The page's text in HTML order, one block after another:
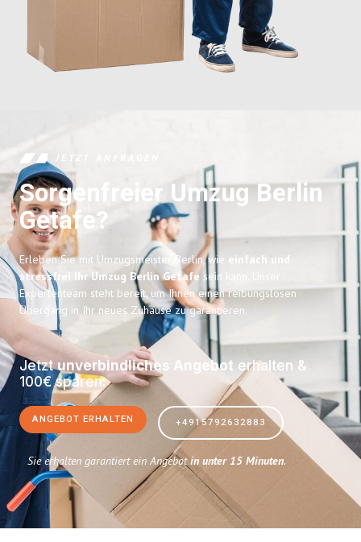
JETZT ANFRAGEN
Sorgenfreier Umzug Berlin
Getafe?
Erleben Sie mit Umzugsmeister Berlin, wie einfach und
stressfrei Ihr Umzug Berlin Getafe sein kann. Unser
Expertenteam steht bereit, um Ihnen einen reibungslosen
Übergang in Ihr neues Zuhause zu garantieren.
Jetztunverbindliches Angebot erhalten &
100€ sparen:
ANGEBOT ERHALTEN +4915792632883
Sie erhalten garantiert ein Angebotin unter 15 Minuten.